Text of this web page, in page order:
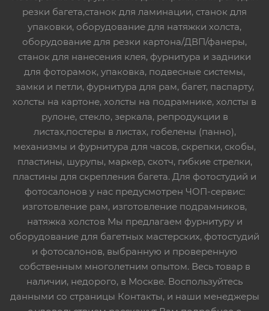
резки багета,станок для ламинации, станок для
упаковки, оборудование для натяжки холста,
оборудование для резки картона/ДВП/фанеры,
станок для нанесения клея, фурнитура и задники
для фоторамок, упаковка, подвесные системы,
замки и петли, фурнитура для рам, багет, паспарту,
холсты на картоне, холсты на подрамнике, холсты в
рулоне, стекло, зеркала, репродукции в
листах,постеры в листах, гобелены (панно),
механизмы и фурнитура для часов, скрепки, скобы,
пластины, шурупы, маркер, скотч, гибкие стрелки,
пластины для скрепления багета. Для фотостудий и
фотосалонов у нас предусмотрен ЧОП-сервис:
изготовление рам, изготовление подрамников,
натяжка холстов Мы предлагаем фурнитуру и
оборудование для багетных мастерских, фотостудий
и фотосалонов, выбранную и проверенную
собственным многолетним опытом. Весь товар в
наличии, недорого, в Москве. Воспользуйтесь
данными со страницы Контакты, и наши менеджеры